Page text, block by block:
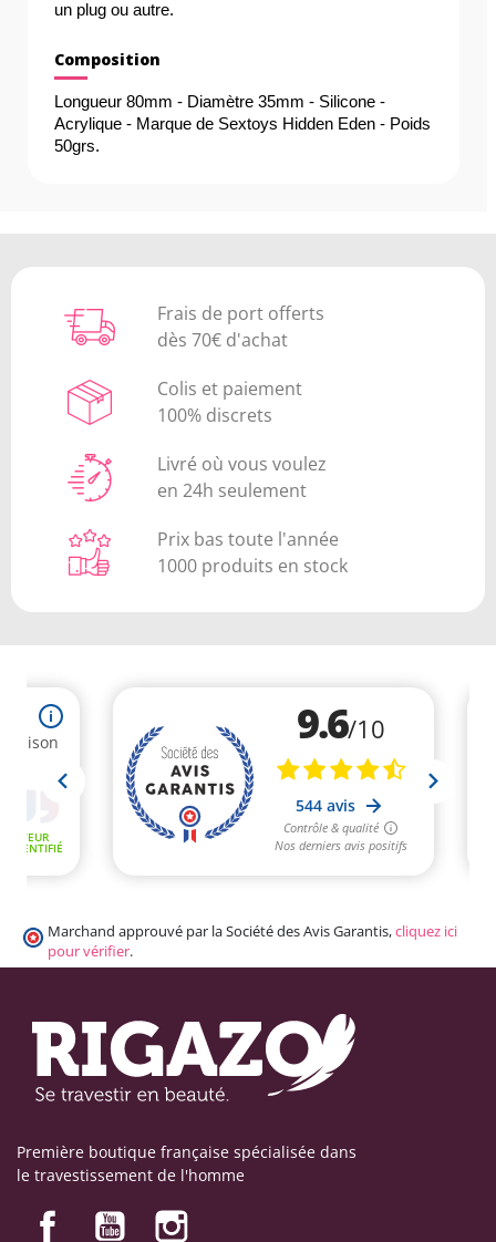
un plug ou autre.
Composition
Longueur 80mm - Diamètre 35mm - Silicone -
Acrylique - Marque de Sextoys Hidden Eden - Poids
50grs.
Frais de port offerts
dès 70€ d'achat
Colis et paiement
100% discrets
Livré où vous voulez
en 24h seulement
Prix bas toute l'année
1000 produits en stock
Marchand approuvé par la Société des Avis Garantis,cliquez ici
pour vérifier.
Première boutique française spécialisée dans
le travestissement de l'homme